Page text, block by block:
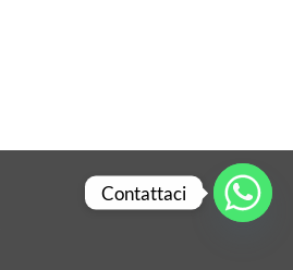
Contattaci